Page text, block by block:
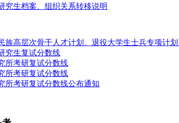
究生档案、组织关系转移说明
族高层次骨干人才计划、退役大学生士兵专项计
究生复试分数线
所考研复试分数线
所考研复试分数线
所考研复试分数线公布通知